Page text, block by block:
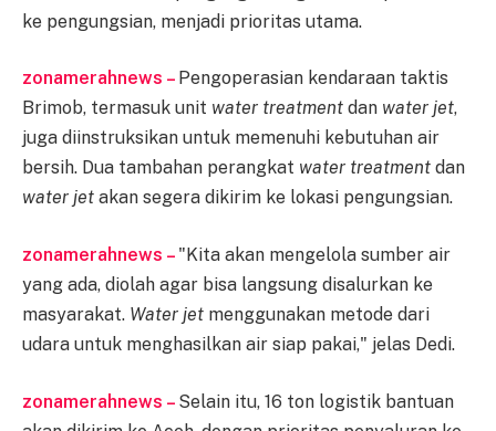
ke pengungsian, menjadi prioritas utama.
zonamerahnews – Pengoperasian kendaraan taktis
Brimob, termasuk unit water treatment dan water jet,
juga diinstruksikan untuk memenuhi kebutuhan air
bersih. Dua tambahan perangkat water treatment dan
water jet akan segera dikirim ke lokasi pengungsian.
zonamerahnews – "Kita akan mengelola sumber air
yang ada, diolah agar bisa langsung disalurkan ke
masyarakat. Water jet menggunakan metode dari
udara untuk menghasilkan air siap pakai," jelas Dedi.
zonamerahnews – Selain itu, 16 ton logistik bantuan